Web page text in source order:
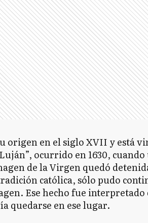
origen en el siglo XVII y está
ocurrido en 1630,
de la Virgen quedó
católica, sólo pudo
Ese hecho fue interpretado
quedarse en ese lugar.